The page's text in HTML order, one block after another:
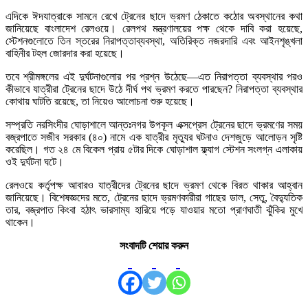
এদিকে ঈদযাত্রাকে সামনে রেখে ট্রেনের ছাদে ভ্রমণ ঠেকাতে কঠোর অবস্থানের কথা
জানিয়েছে বাংলাদেশ রেলওয়ে। রেলপথ মন্ত্রণালয়ের পক্ষ থেকে দাবি করা হয়েছে,
স্টেশনগুলোতে তিন স্তরের নিরাপত্তাব্যবস্থা, অতিরিক্ত নজরদারি এবং আইনশৃঙ্খলা
বাহিনীর টহল জোরদার করা হয়েছে।
তবে শ্রীমঙ্গলের এই দুর্ঘটনাগুলোর পর প্রশ্ন উঠেছে—এত নিরাপত্তা ব্যবস্থার পরও
কীভাবে যাত্রীরা ট্রেনের ছাদে উঠে দীর্ঘ পথ ভ্রমণ করতে পারছেন? নিরাপত্তা ব্যবস্থার
কোথায় ঘাটতি রয়েছে, তা নিয়েও আলোচনা শুরু হয়েছে।
সম্প্রতি নরসিংদীর ঘোড়াশালে আন্তঃনগর উপকূল এক্সপ্রেস ট্রেনের ছাদে ভ্রমণের সময়
বজ্রপাতে সজীব সরকার (৪০) নামে এক যাত্রীর মৃত্যুর ঘটনাও দেশজুড়ে আলোড়ন সৃষ্টি
করেছিল। গত ২৪ মে বিকেল প্রায় ৫টার দিকে ঘোড়াশাল ফ্ল্যাগ স্টেশন সংলগ্ন এলাকায়
ওই দুর্ঘটনা ঘটে।
রেলওয়ে কর্তৃপক্ষ আবারও যাত্রীদের ট্রেনের ছাদে ভ্রমণ থেকে বিরত থাকার আহ্বান
জানিয়েছে। বিশেষজ্ঞদের মতে, ট্রেনের ছাদে ভ্রমণকারীরা গাছের ডাল, সেতু, বৈদ্যুতিক
তার, বজ্রপাত কিংবা হঠাৎ ভারসাম্য হারিয়ে পড়ে যাওয়ার মতো প্রাণঘাতী ঝুঁকির মুখে
থাকেন।
সংবাদটি শেয়ার করুন